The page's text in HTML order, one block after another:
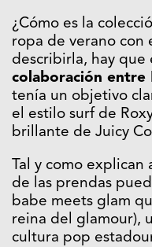
¿Cómo es la
ropa de verano con
describirla, hay
colaboración entre
tenía un objetivo
el estilo surf de
brillante de Juicy
Tal y como
de las prendas
babe meets glam
reina del glamour),
cultura pop